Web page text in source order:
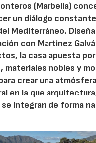
(Marbella)
un diálogo
Mediterráneo.
con Martinez
la casa apuesta
materiales nobles y
crear una
en la que
integran de forma